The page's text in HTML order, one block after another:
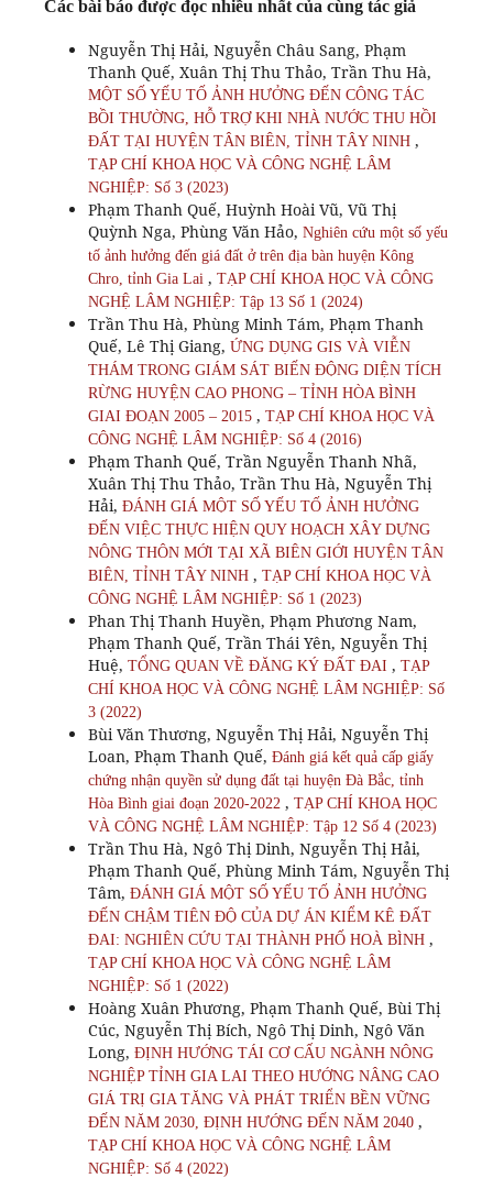
Các bài báo được đọc nhiều nhất của cùng tác giả
Nguyễn Thị Hải, Nguyễn Châu Sang, Phạm
Thanh Quế, Xuân Thị Thu Thảo, Trần Thu Hà,
MỘT SỐ YẾU TỐ ẢNH HƯỞNG ĐẾN CÔNG TÁC
BỒI THƯỜNG, HỖ TRỢ KHI NHÀ NƯỚC THU HỒI
ĐẤT TẠI HUYỆN TÂN BIÊN, TỈNH TÂY NINH ,
TẠP CHÍ KHOA HỌC VÀ CÔNG NGHỆ LÂM
NGHIỆP: Số 3 (2023)
Phạm Thanh Quế, Huỳnh Hoài Vũ, Vũ Thị
Quỳnh Nga, Phùng Văn Hảo, Nghiên cứu một số yếu
tố ảnh hưởng đến giá đất ở trên địa bàn huyện Kông
Chro, tỉnh Gia Lai , TẠP CHÍ KHOA HỌC VÀ CÔNG
NGHỆ LÂM NGHIỆP: Tập 13 Số 1 (2024)
Trần Thu Hà, Phùng Minh Tám, Phạm Thanh
Quế, Lê Thị Giang, ỨNG DỤNG GIS VÀ VIỄN
THÁM TRONG GIÁM SÁT BIẾN ĐỘNG DIỆN TÍCH
RỪNG HUYỆN CAO PHONG – TỈNH HÒA BÌNH
GIAI ĐOẠN 2005 – 2015 , TẠP CHÍ KHOA HỌC VÀ
CÔNG NGHỆ LÂM NGHIỆP: Số 4 (2016)
Phạm Thanh Quế, Trần Nguyễn Thanh Nhã,
Xuân Thị Thu Thảo, Trần Thu Hà, Nguyễn Thị
Hải, ĐÁNH GIÁ MỘT SỐ YẾU TỐ ẢNH HƯỞNG
ĐẾN VIỆC THỰC HIỆN QUY HOẠCH XÂY DỰNG
NÔNG THÔN MỚI TẠI XÃ BIÊN GIỚI HUYỆN TÂN
BIÊN, TỈNH TÂY NINH , TẠP CHÍ KHOA HỌC VÀ
CÔNG NGHỆ LÂM NGHIỆP: Số 1 (2023)
Phan Thị Thanh Huyền, Phạm Phương Nam,
Phạm Thanh Quế, Trần Thái Yên, Nguyễn Thị
Huệ, TỔNG QUAN VỀ ĐĂNG KÝ ĐẤT ĐAI , TẠP
CHÍ KHOA HỌC VÀ CÔNG NGHỆ LÂM NGHIỆP: Số
3 (2022)
Bùi Văn Thương, Nguyễn Thị Hải, Nguyễn Thị
Loan, Phạm Thanh Quế, Đánh giá kết quả cấp giấy
chứng nhận quyền sử dụng đất tại huyện Đà Bắc, tỉnh
Hòa Bình giai đoạn 2020-2022 , TẠP CHÍ KHOA HỌC
VÀ CÔNG NGHỆ LÂM NGHIỆP: Tập 12 Số 4 (2023)
Trần Thu Hà, Ngô Thị Dinh, Nguyễn Thị Hải,
Phạm Thanh Quế, Phùng Minh Tám, Nguyễn Thị
Tâm, ĐÁNH GIÁ MỘT SỐ YẾU TỐ ẢNH HƯỞNG
ĐẾN CHẬM TIÊN ĐỘ CỦA DỰ ÁN KIỂM KÊ ĐẤT
ĐAI: NGHIÊN CỨU TẠI THÀNH PHỐ HOÀ BÌNH ,
TẠP CHÍ KHOA HỌC VÀ CÔNG NGHỆ LÂM
NGHIỆP: Số 1 (2022)
Hoàng Xuân Phương, Phạm Thanh Quế, Bùi Thị
Cúc, Nguyễn Thị Bích, Ngô Thị Dinh, Ngô Văn
Long, ĐỊNH HƯỚNG TÁI CƠ CẤU NGÀNH NÔNG
NGHIỆP TỈNH GIA LAI THEO HƯỚNG NÂNG CAO
GIÁ TRỊ GIA TĂNG VÀ PHÁT TRIỂN BỀN VỮNG
ĐẾN NĂM 2030, ĐỊNH HƯỚNG ĐẾN NĂM 2040 ,
TẠP CHÍ KHOA HỌC VÀ CÔNG NGHỆ LÂM
NGHIỆP: Số 4 (2022)